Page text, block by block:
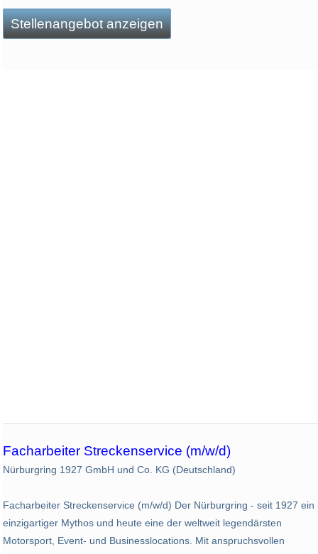
Stellenangebot anzeigen
Facharbeiter Streckenservice (m/w/d)
Nürburgring 1927 GmbH und Co. KG (Deutschland)
Facharbeiter Streckenservice (m/w/d) Der Nürburgring - seit 1927 ein
einzigartiger Mythos und heute eine der weltweit legendärsten
Motorsport, Event- und Businesslocations. Mit anspruchsvollen